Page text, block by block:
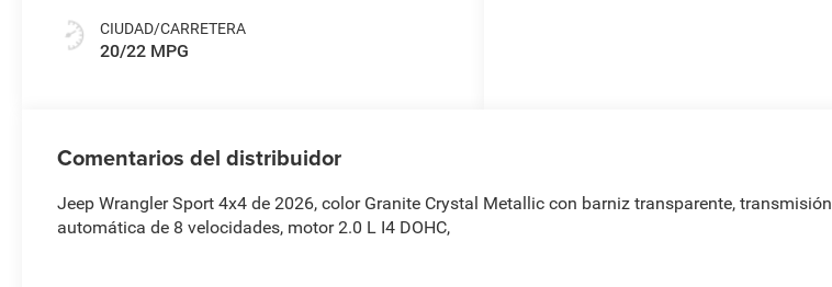
CIUDAD/CARRETERA
20/22 MPG
Comentarios del distribuidor
Jeep Wrangler Sport 4x4 de 2026, color Granite Crystal Metallic con barniz transparente, transmisión
automática de 8 velocidades, motor 2.0 L I4 DOHC,